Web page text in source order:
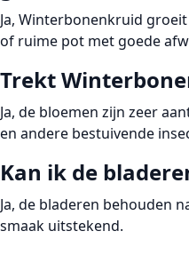
Ja, Winterbonenkruid
of ruime pot met goede
Trekt
Ja, de bloemen zijn zeer
en andere bestuivende
Kan ik de
Ja, de bladeren behouden
smaak uitstekend.